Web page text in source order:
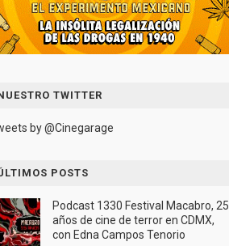
TWITTER
by @Cinegarage
POSTS
Podcast 1330 Festival Macabro, 25
años de cine de terror en CDMX,
con Edna Campos Tenorio